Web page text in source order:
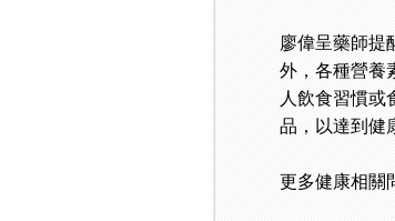
廖偉呈藥師提
外，各種營養
人飲食習慣
品，以達到健
更多健康相關